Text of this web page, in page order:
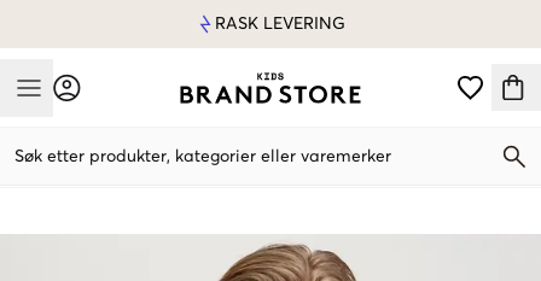
RASK LEVERING
Mobile Menu
Søk etter produkter, kategorier eller varemerker